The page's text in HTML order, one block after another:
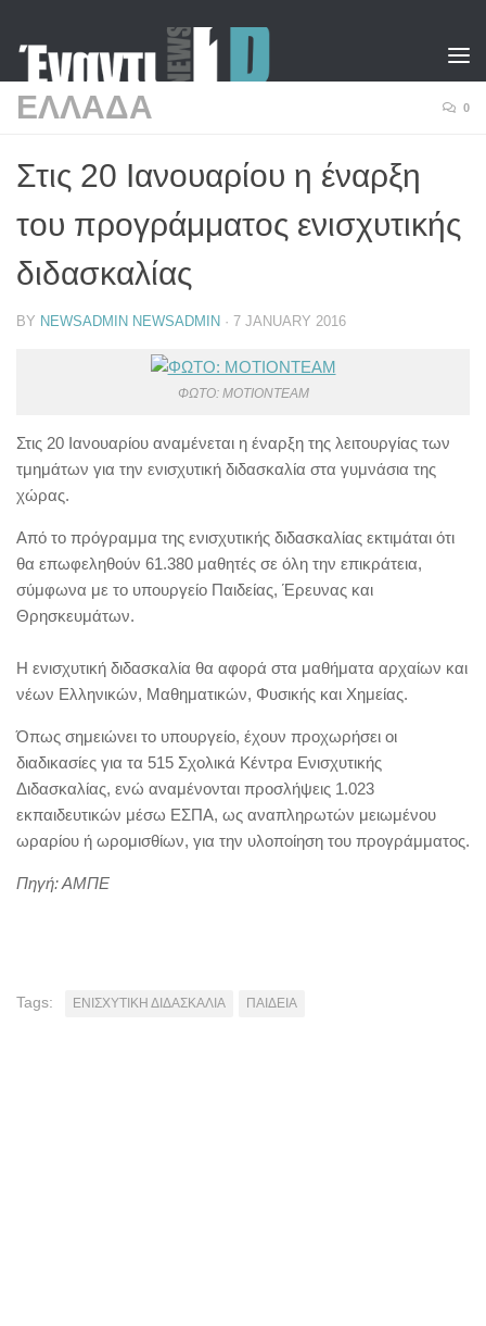
ΕΛΛΑΔΑ 0
Στις 20 Ιανουαρίου η έναρξη
του προγράμματος ενισχυτικής
διδασκαλίας
BY NEWSADMIN NEWSADMIN · 7 JANUARY 2016
ΦΩΤΟ: MOTIONTEAM
Στις 20 Ιανουαρίου αναμένεται η έναρξη της λειτουργίας των
τμημάτων για την ενισχυτική διδασκαλία στα γυμνάσια της
χώρας.
Από το πρόγραμμα της ενισχυτικής διδασκαλίας εκτιμάται ότι
θα επωφεληθούν 61.380 μαθητές σε όλη την επικράτεια,
σύμφωνα με το υπουργείο Παιδείας, Έρευνας και
Θρησκευμάτων.
Η ενισχυτική διδασκαλία θα αφορά στα μαθήματα αρχαίων και
νέων Ελληνικών, Μαθηματικών, Φυσικής και Χημείας.
Όπως σημειώνει το υπουργείο, έχουν προχωρήσει οι
διαδικασίες για τα 515 Σχολικά Κέντρα Ενισχυτικής
Διδασκαλίας, ενώ αναμένονται προσλήψεις 1.023
εκπαιδευτικών μέσω ΕΣΠΑ, ως αναπληρωτών μειωμένου
ωραρίου ή ωρομισθίων, για την υλοποίηση του προγράμματος.
Πηγή: ΑΜΠΕ
Tags: ΕΝΙΣΧΥΤΙΚΗ ΔΙΔΑΣΚΑΛΙΑ ΠΑΙΔΕΙΑ